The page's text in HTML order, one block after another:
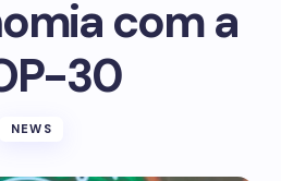
com a
30
NEWS